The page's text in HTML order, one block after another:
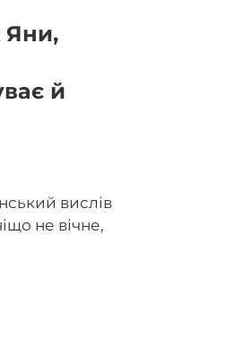
Яни,
й
вислів
не вічне,